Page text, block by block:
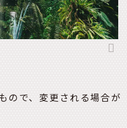
ので、変更される場合が